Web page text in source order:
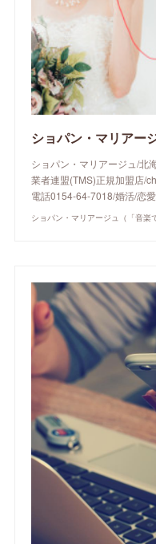
ショパン・マリアージュ/北
業者連盟(TMS)正規加盟店/
電話0154-64-7018/婚活/恋